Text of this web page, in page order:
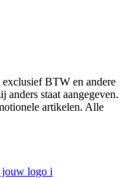
BTW en andere
anders staat aangegeven.
artikelen. Alle
jouw logo i